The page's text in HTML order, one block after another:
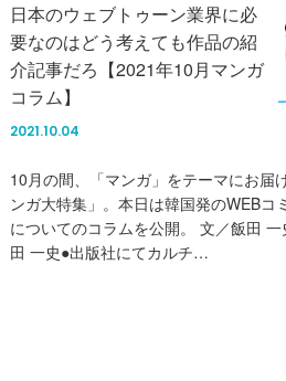
日本のウェブトゥーン業界に必
要なのはどう考えても作品の紹
介記事だろ【2021年10月マンガ
コラム】
2021.10.04
10月の間、「マンガ」をテーマにお届
ンガ大特集」。本日は韓国発のWEBコ
についてのコラムを公開。 文／飯田
田 一史●出版社にてカルチ…